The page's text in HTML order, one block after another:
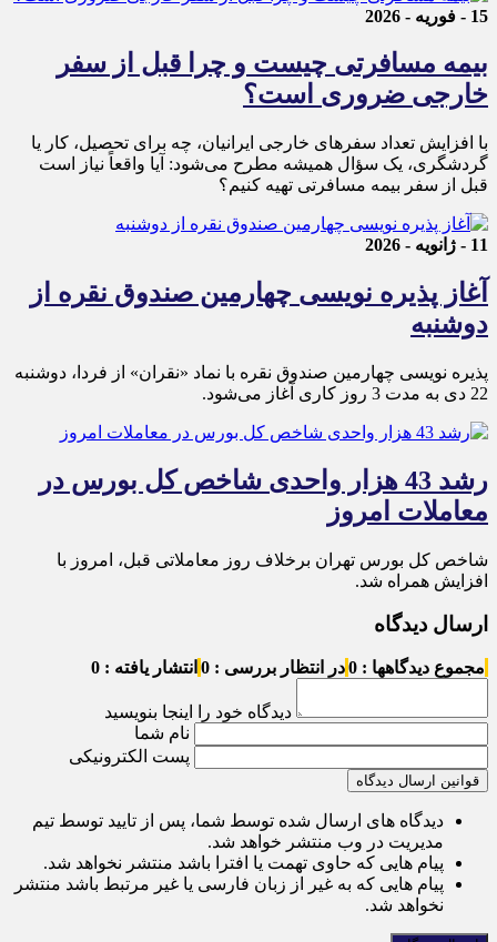
15 - فوریه - 2026
بیمه مسافرتی چیست و چرا قبل از سفر
خارجی ضروری است؟
با افزایش تعداد سفرهای خارجی ایرانیان، چه برای تحصیل، کار یا
گردشگری، یک سؤال همیشه مطرح می‌شود: آیا واقعاً نیاز است
قبل از سفر بیمه مسافرتی تهیه کنیم؟
11 - ژانویه - 2026
آغاز پذیره نویسی چهارمین صندوق نقره از
دوشنبه
پذیره‌ نویسی چهارمین صندوق نقره با نماد «نقران» از فردا، دوشنبه
22 دی به مدت 3 روز کاری آغاز می‌شود.
رشد 43 هزار واحدی شاخص کل بورس در
معاملات امروز
شاخص کل بورس تهران برخلاف روز معاملاتی قبل، امروز با
افزایش همراه شد.
ارسال دیدگاه
مجموع دیدگاهها : 0 در انتظار بررسی : 0 انتشار یافته : 0
دیدگاه خود را اینجا بنویسید
نام شما
پست الکترونیکی
قوانین ارسال دیدگاه
دیدگاه های ارسال شده توسط شما، پس از تایید توسط تیم
مدیریت در وب منتشر خواهد شد.
پیام هایی که حاوی تهمت یا افترا باشد منتشر نخواهد شد.
پیام هایی که به غیر از زبان فارسی یا غیر مرتبط باشد منتشر
نخواهد شد.